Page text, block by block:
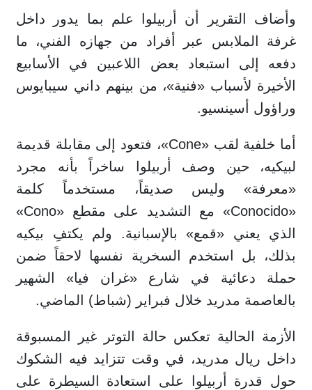
وأضاف التقرير أن أربيلوا علم بما يدور داخل
غرفة الملابس عبر أفراد من جهازه الفني، ما
دفعه إلى استبعاد بعض اللاعبين في الأسابيع
الأخيرة لأسباب «فنية»، من بينهم داني سيبايوس
وراؤول أسينسيو.
أما خلفية لقب «Cone»، فتعود إلى مقابلة قديمة
لبيكيه، حين وصف أربيلوا ساخراً بأنه مجرد
«معرفة» وليس صديقاً، مستخدماً كلمة
«Conocido» مع التشديد على مقطع «Cono»
الذي يعني «قمع» بالإسبانية. ولم يكتفِ بيكيه
بذلك، بل استخدم السخرية نفسها لاحقاً ضمن
حملة دعائية في شارع «غران فيا» الشهير
بالعاصمة مدريد خلال فبراير (شباط) الماضي.
الأزمة الحالية تعكس حالة التوتر غير المسبوقة
داخل ريال مدريد، في وقت تتزايد فيه الشكوك
حول قدرة أربيلوا على استعادة السيطرة على